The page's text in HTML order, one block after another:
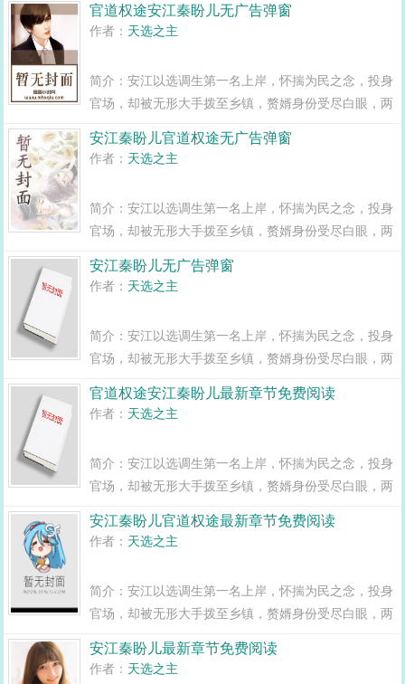
变全县最年轻正科级干部且看安江如何一路横空直撞，
官道权途安江秦盼儿无广告弹窗
作者： 天选之主
简介：安江以选调生第一名上岸，怀揣为民之念，投身
官场，却被无形大手拨至乡镇，赘婿身份受尽白眼，两
变全县最年轻正科级干部且看安江如何一路横空直撞，
安江秦盼儿官道权途无广告弹窗
作者： 天选之主
简介：安江以选调生第一名上岸，怀揣为民之念，投身
官场，却被无形大手拨至乡镇，赘婿身份受尽白眼，两
变全县最年轻正科级干部且看安江如何一路横空直撞，
安江秦盼儿无广告弹窗
作者： 天选之主
简介：安江以选调生第一名上岸，怀揣为民之念，投身
官场，却被无形大手拨至乡镇，赘婿身份受尽白眼，两
变全县最年轻正科级干部且看安江如何一路横空直撞，
官道权途安江秦盼儿最新章节免费阅读
作者： 天选之主
简介：安江以选调生第一名上岸，怀揣为民之念，投身
官场，却被无形大手拨至乡镇，赘婿身份受尽白眼，两
变全县最年轻正科级干部且看安江如何一路横空直撞，
安江秦盼儿官道权途最新章节免费阅读
作者： 天选之主
简介：安江以选调生第一名上岸，怀揣为民之念，投身
官场，却被无形大手拨至乡镇，赘婿身份受尽白眼，两
变全县最年轻正科级干部且看安江如何一路横空直撞，
安江秦盼儿最新章节免费阅读
作者： 天选之主